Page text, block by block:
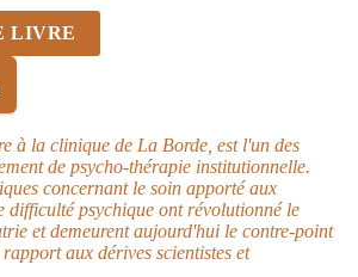
LIVRE
à la clinique de La Borde, est l'un des
de psycho-thérapie institutionnelle.
concernant le soin apporté aux
difficulté psychique ont révolutionné le
et demeurent aujourd'hui le contre-point
aux dérives scientistes et